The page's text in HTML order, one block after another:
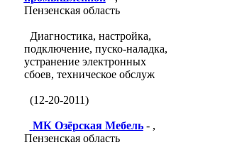
Пензенская область
Диагностика, настройка,
подключение, пуско-наладка,
устранение электронных
сбоев, техническое обслуж
(12-20-2011)
МК Озёрская Мебель- ,
Пензенская область